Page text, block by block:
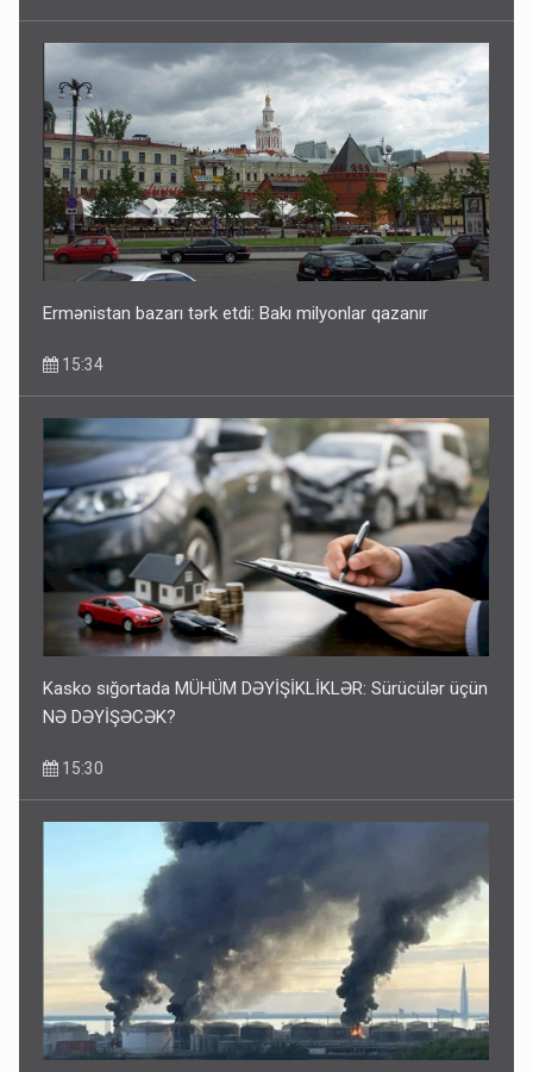
Ermənistan bazarı tərk etdi: Bakı milyonlar qazanır
15:34
Kasko sığortada MÜHÜM DƏYİŞİKLİKLƏR: Sürücülər üçün
NƏ DƏYİŞƏCƏK?
15:30